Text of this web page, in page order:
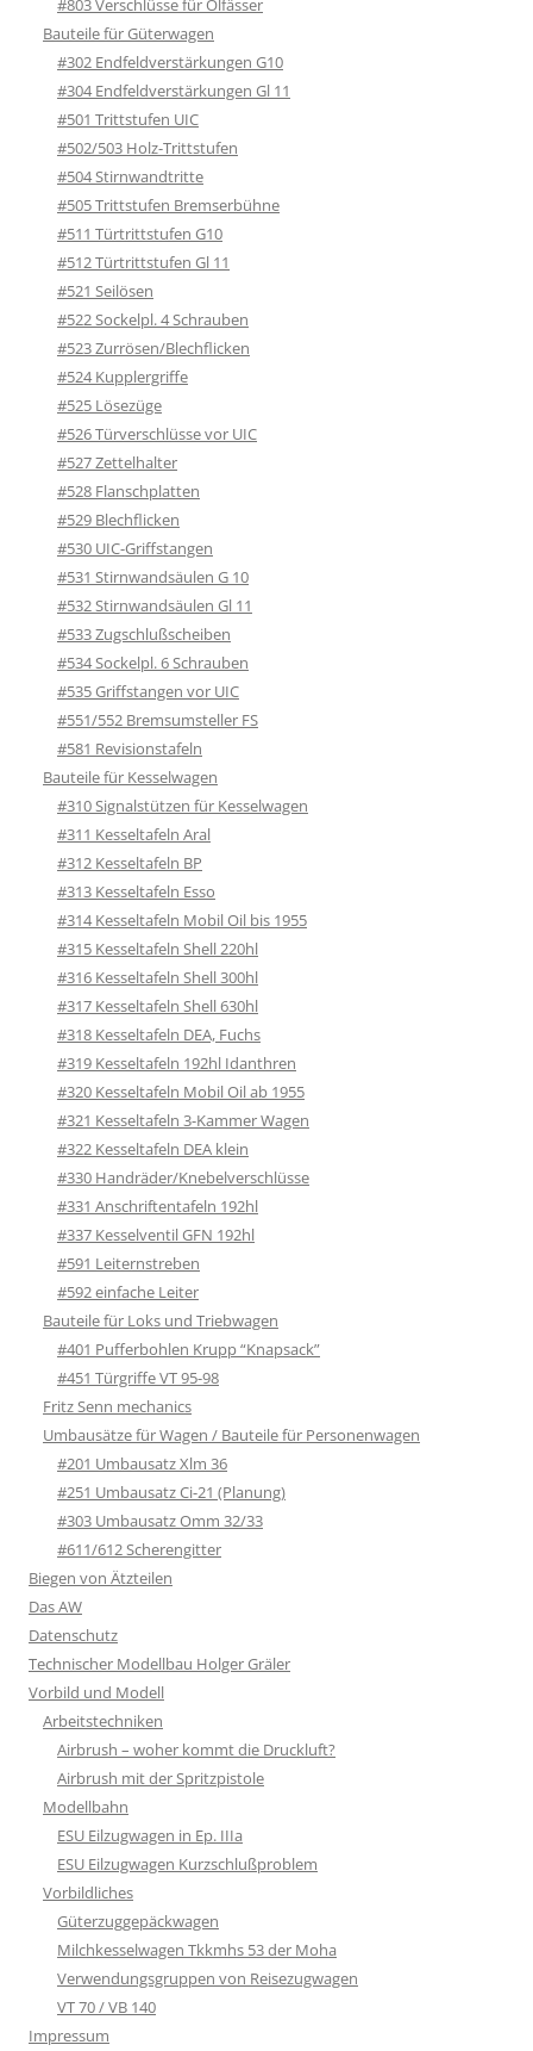
Bauteile für Güterwagen
#302 Endfeldverstärkungen G10
#304 Endfeldverstärkungen Gl 11
#501 Trittstufen UIC
#502/503 Holz-Trittstufen
#504 Stirnwandtritte
#505 Trittstufen Bremserbühne
#511 Türtrittstufen G10
#512 Türtrittstufen Gl 11
#521 Seilösen
#522 Sockelpl. 4 Schrauben
#523 Zurrösen/Blechflicken
#524 Kupplergriffe
#525 Lösezüge
#526 Türverschlüsse vor UIC
#527 Zettelhalter
#528 Flanschplatten
#529 Blechflicken
#530 UIC-Griffstangen
#531 Stirnwandsäulen G 10
#532 Stirnwandsäulen Gl 11
#533 Zugschlußscheiben
#534 Sockelpl. 6 Schrauben
#535 Griffstangen vor UIC
#551/552 Bremsumsteller FS
#581 Revisionstafeln
Bauteile für Kesselwagen
#310 Signalstützen für Kesselwagen
#311 Kesseltafeln Aral
#312 Kesseltafeln BP
#313 Kesseltafeln Esso
#314 Kesseltafeln Mobil Oil bis 1955
#315 Kesseltafeln Shell 220hl
#316 Kesseltafeln Shell 300hl
#317 Kesseltafeln Shell 630hl
#318 Kesseltafeln DEA, Fuchs
#319 Kesseltafeln 192hl Idanthren
#320 Kesseltafeln Mobil Oil ab 1955
#321 Kesseltafeln 3-Kammer Wagen
#322 Kesseltafeln DEA klein
#330 Handräder/Knebelverschlüsse
#331 Anschriftentafeln 192hl
#337 Kesselventil GFN 192hl
#591 Leiternstreben
#592 einfache Leiter
Bauteile für Loks und Triebwagen
#401 Pufferbohlen Krupp “Knapsack”
#451 Türgriffe VT 95-98
Fritz Senn mechanics
Umbausätze für Wagen / Bauteile für Personenwagen
#201 Umbausatz Xlm 36
#251 Umbausatz Ci-21 (Planung)
#303 Umbausatz Omm 32/33
#611/612 Scherengitter
Biegen von Ätzteilen
Das AW
Datenschutz
Technischer Modellbau Holger Gräler
Vorbild und Modell
Arbeitstechniken
Airbrush – woher kommt die Druckluft?
Airbrush mit der Spritzpistole
Modellbahn
ESU Eilzugwagen in Ep. IIIa
ESU Eilzugwagen Kurzschlußproblem
Vorbildliches
Güterzuggepäckwagen
Milchkesselwagen Tkkmhs 53 der Moha
Verwendungsgruppen von Reisezugwagen
VT 70 / VB 140
Impressum